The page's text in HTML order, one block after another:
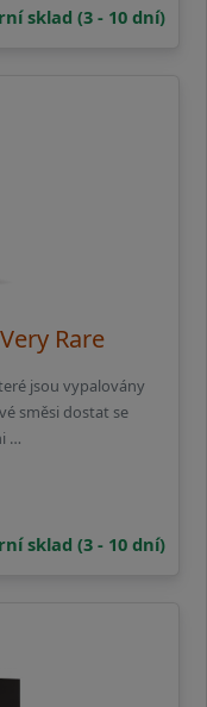
sklad (3 - 10 dní)
Rare
jsou vypalovány
směsi dostat se
…
sklad (3 - 10 dní)